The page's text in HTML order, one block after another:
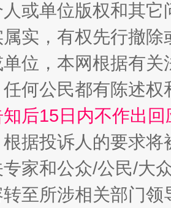
工荒背后或单位版权和其它
实，有权先行撤
位，本网根据有
任何公民都有陈述
后15日内不作出
根据投诉人的要求将
家和公众/公民/大
至所涉相关部门